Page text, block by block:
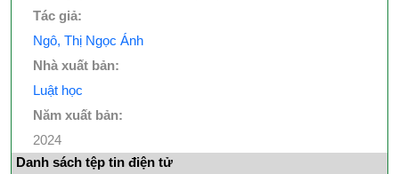
Tác giả:
Ngô, Thị Ngọc Ánh
Nhà xuất bản:
Luật học
Năm xuất bản:
2024
Danh sách tệp tin điện tử